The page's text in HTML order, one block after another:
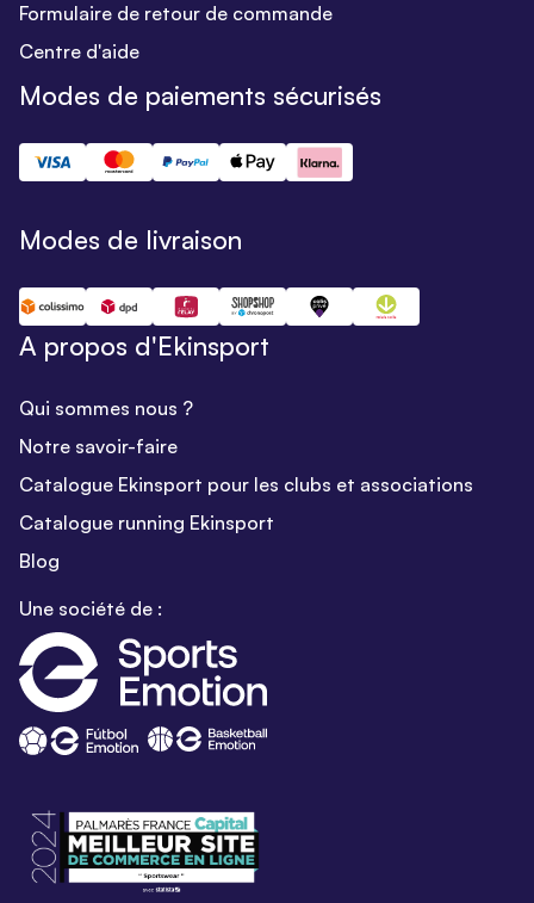
Formulaire de retour de commande
Centre d'aide
Modes de paiements sécurisés
Modes de livraison
A propos d'Ekinsport
Qui sommes nous ?
Notre savoir-faire
Catalogue Ekinsport pour les clubs et associations
Catalogue running Ekinsport
Blog
Une société de :